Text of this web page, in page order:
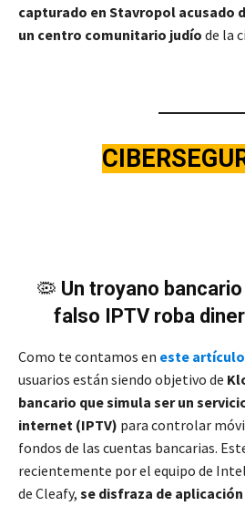
capturado en Stavropol acusado
un centro comunitario judío de la
🦠 Un troyano
falso IPTV roba
Como te contamos en este artículo
usuarios están siendo objetivo de
bancario que simula ser un
internet (IPTV) para controlar
fondos de las cuentas bancarias.
recientemente por el equipo de
de Cleafy, se disfraza de aplicación